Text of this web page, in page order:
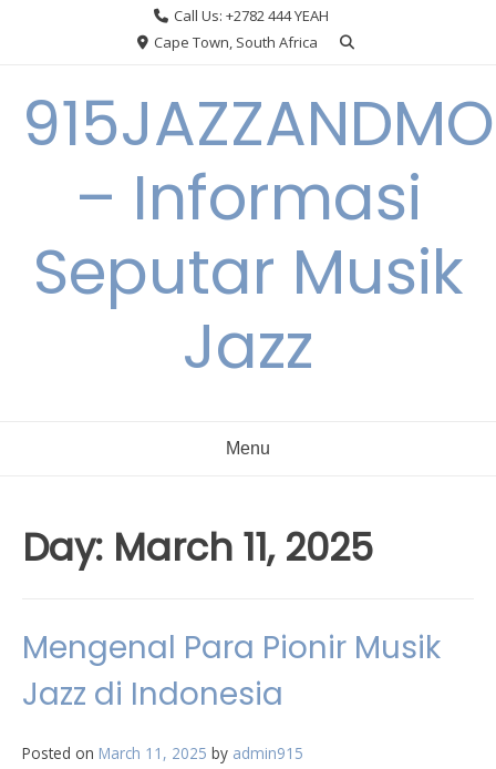
Call Us: +2782 444 YEAH
Cape Town, South Africa
– Informasi
Seputar Musik
Jazz
Menu
Day: March 11, 2025
Mengenal Para Pionir Musik
Jazz di Indonesia
Posted on March 11, 2025 by admin915